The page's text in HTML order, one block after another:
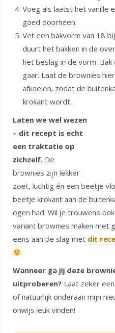
Voeg als laatst het vanille
goed doorheen.
Vet een bakvorm van 18
duurt het bakken in de
het beslag in de vorm.
gaar. Laat de brownies
afkoelen, zodat de
krokant wordt.
Laten we wel wezen
– dit recept is echt
een traktatie op
zichzelf. De
brownies zijn lekker
zoet, luchtig én een beetje
beetje krokant aan de
ogen had. Wil je trouwens
variant brownies maken met
eens aan de slag met dit
Wanneer ga jij deze
uitproberen? Laat zeker
of natuurlijk onderaan mijn
onwijs leuk vinden!